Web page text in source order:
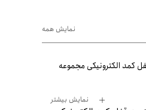
نمایش همه
کمد الکترونیکی مجموعه
نمایش بیشتر